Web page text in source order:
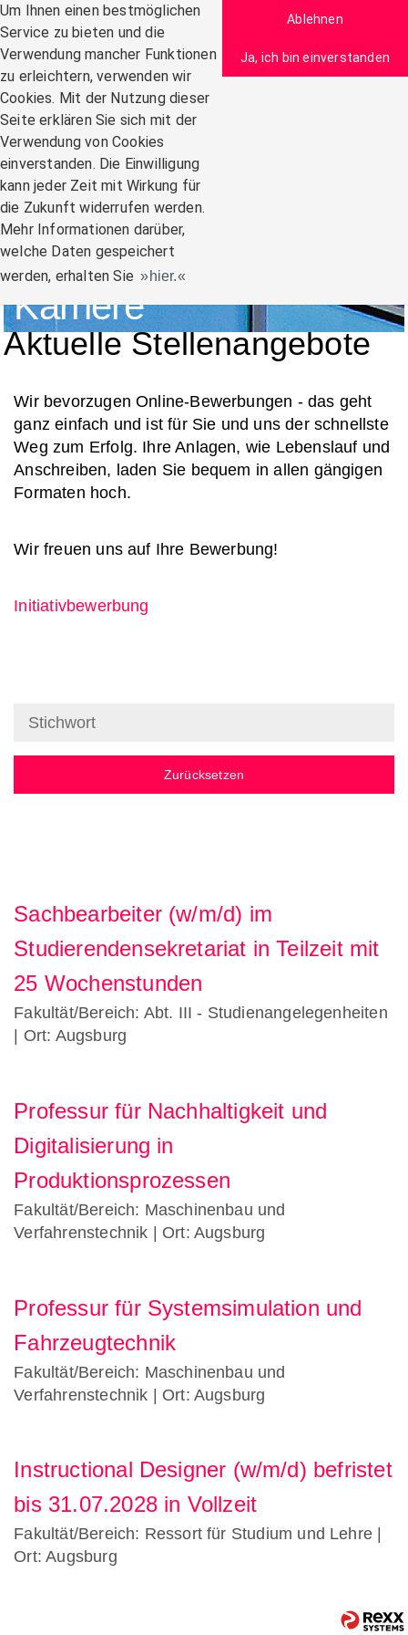
Um Ihnen einen bestmöglichen
Service zu bieten und die
Verwendung mancher Funktionen
zu erleichtern, verwenden wir
Cookies. Mit der Nutzung dieser
Seite erklären Sie sich mit der
Verwendung von Cookies
einverstanden. Die Einwilligung
kann jeder Zeit mit Wirkung für
die Zukunft widerrufen werden.
Mehr Informationen darüber,
welche Daten gespeichert
werden, erhalten Sie
hier.
Ablehnen
Ja, ich bin einverstanden
Zum Inhalt
Navigation:
Karriere
Aktuelle Stellenangebote
Wir bevorzugen Online-Bewerbungen - das geht
ganz einfach und ist für Sie und uns der schnellste
Weg zum Erfolg. Ihre Anlagen, wie Lebenslauf und
Anschreiben, laden Sie bequem in allen gängigen
Formaten hoch.
Wir freuen uns auf Ihre Bewerbung!
Initiativbewerbung
Zurücksetzen
Sachbearbeiter (w/m/d) im
Studierendensekretariat in Teilzeit mit
25 Wochenstunden
Fakultät/Bereich: Abt. III - Studienangelegenheiten
| Ort: Augsburg
Professur für Nachhaltigkeit und
Digitalisierung in
Produktionsprozessen
Fakultät/Bereich: Maschinenbau und
Verfahrenstechnik | Ort: Augsburg
Professur für Systemsimulation und
Fahrzeugtechnik
Fakultät/Bereich: Maschinenbau und
Verfahrenstechnik | Ort: Augsburg
Instructional Designer (w/m/d) befristet
bis 31.07.2028 in Vollzeit
Fakultät/Bereich: Ressort für Studium und Lehre |
Ort: Augsburg